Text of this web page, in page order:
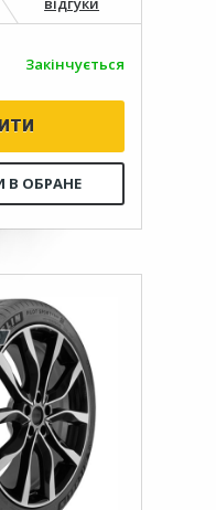
Закінчується